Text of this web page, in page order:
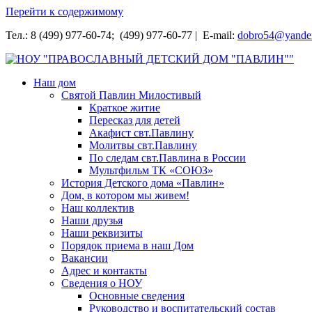
Перейти к содержимому
Тел.: 8 (499) 977-60-74; (499) 977-60-77 | E-mail:
НОУ "ПРАВОСЛАВНЫЙ ДЕТСКИЙ ДОМ "ПАВЛИН""
Наш дом
Святой Павлин Милостивый
Краткое житие
Пересказ для детей
Акафист свт.Павлину
Молитвы свт.Павлину
По следам свт.Павлина в России
Мультфильм ТК «СОЮЗ»
История Детского дома «Павлин»
Дом, в котором мы живем!
Наш коллектив
Наши друзья
Наши реквизиты
Порядок приема в наш Дом
Вакансии
Адрес и контакты
Сведения о НОУ
Основные сведения
Руководство и воспитательский состав